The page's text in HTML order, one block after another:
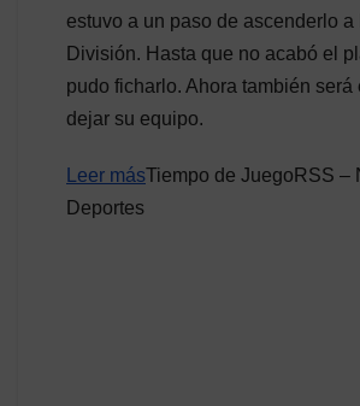
estuvo a un paso de ascenderlo a
División. Hasta que no acabó el
pudo ficharlo. Ahora también será
dejar su equipo.
Leer másTiempo de JuegoRSS –
Deportes